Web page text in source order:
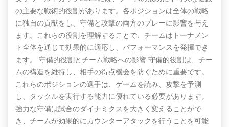
の主要な戦術的役割があります。各ポジションは全体の戦略
に独自の貢献をし、守備と攻撃の両方のプレーに影響を与え
ます。これらの役割を理解することで、チームはトーナメン
ト全体を通じて効果的に適応し、パフォーマンスを発揮でき
ます。 守備的役割とチーム戦略への影響 守備的役割は、チー
ムの構造を維持し、相手の得点機会を防ぐために重要です。
これらのポジションの選手は、ゲームを読み、攻撃を予測
し、タックルを実行する能力に優れている必要があります。
強力な守備は試合のダイナミクスを大きく変えることがで
き、チームが効果的にカウンターアタックを行うことを可能